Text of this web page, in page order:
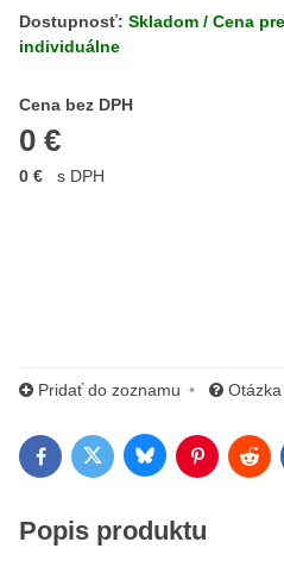
Dostupnosť: Skladom / Cena
individuálne
Cena bez DPH
0 €
Cena s DPH
0 € s DPH
Pridať do zoznamu
FacebookTwitterBlueskyPinterest
Popis produktu